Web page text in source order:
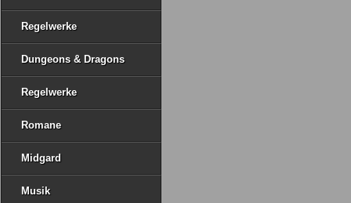
Regelwerke
Dungeons & Dragons
Regelwerke
Romane
Midgard
Musik